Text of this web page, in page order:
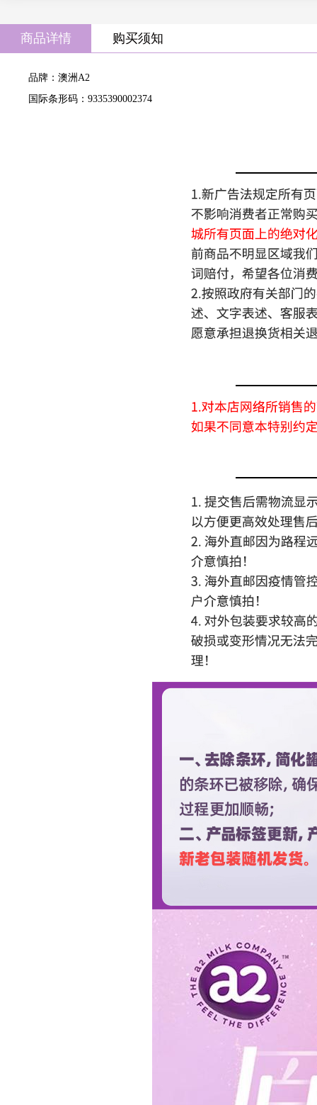
商品详情 购买须知
品牌：澳洲A2
国际条形码：9335390002374